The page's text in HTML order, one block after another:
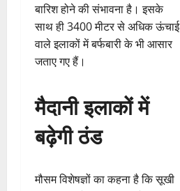
बारिश होने की संभावना है। इसके
साथ ही 3400 मीटर से अधिक ऊंचाई
वाले इलाकों में बर्फबारी के भी आसार
जताए गए हैं।
मैदानी इलाकों में
बढ़ेगी ठंड
मौसम विशेषज्ञों का कहना है कि सूखी